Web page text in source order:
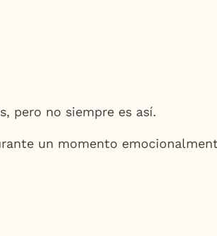
pero no siempre es así.
un momento